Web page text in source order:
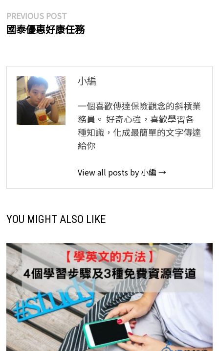
文
章
覽
PREVIOUS POSTPrevious
post:
國泰優惠好康任務
小編
一個喜歡傳達保險觀念的斜槓業
務員。 好奇心強，喜歡學習各
種知識，化成最簡單的文字傳達
給你
View all posts by 小編 →
YOU MIGHT ALSO LIKE